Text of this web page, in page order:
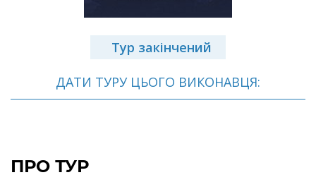
Тур закінчений
ДАТИ ТУРУ ЦЬОГО ВИКОНАВЦЯ:
ПРО ТУР